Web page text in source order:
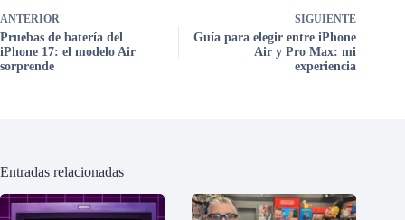
ANTERIOR
Pruebas de batería del
iPhone 17: el modelo Air
sorprende
SIGUIENTE
Guía para elegir entre iPhone
Air y Pro Max: mi
experiencia
Entradas relacionadas